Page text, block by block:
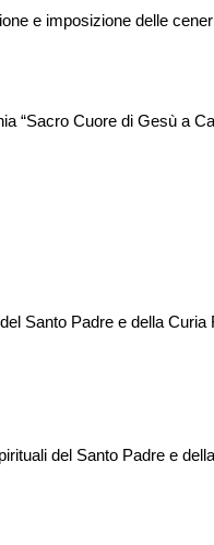
e imposizione delle
“Sacro Cuore di Gesù a
Santo Padre e della Curia
del Santo Padre e